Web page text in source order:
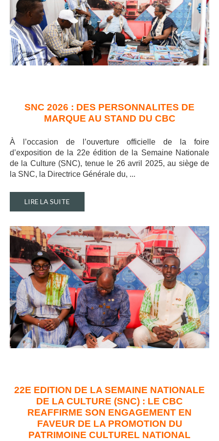
SNC 2026 : DES PERSONNALITES DE
MARQUE AU STAND DU CBC
À l’occasion de l’ouverture officielle de la foire
d’exposition de la 22e édition de la Semaine Nationale
de la Culture (SNC), tenue le 26 avril 2025, au siège de
la SNC, la Directrice Générale du, ...
LIRE LA SUITE
22E EDITION DE LA SEMAINE NATIONALE
DE LA CULTURE (SNC) : LE CBC
REAFFIRME SON ENGAGEMENT EN
FAVEUR DE LA PROMOTION DU
PATRIMOINE CULTUREL NATIONAL